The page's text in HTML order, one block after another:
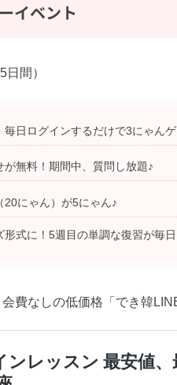
イベント
間）
日ログインするだけで3にゃんゲ
無料！期間中、質問し放題♪
にゃん）が5にゃん♪
式に！5週目の単調な復習が毎
費なしの低価格「でき韓